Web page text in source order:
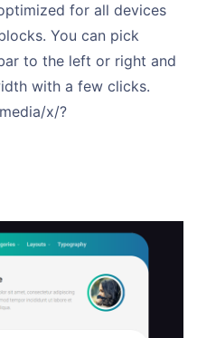
for all devices
You can pick
to the left or right and
with a few clicks.
x/?